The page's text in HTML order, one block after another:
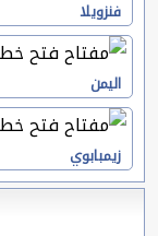
فنزويلا
اليمن
زيمبابوي